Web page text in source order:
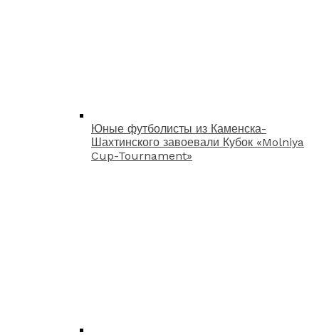
Юные футболисты из Каменска-
Шахтинского завоевали Кубок «Molniya
Cup-Tournament»